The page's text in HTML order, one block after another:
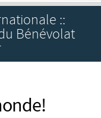
::
Bénévolat